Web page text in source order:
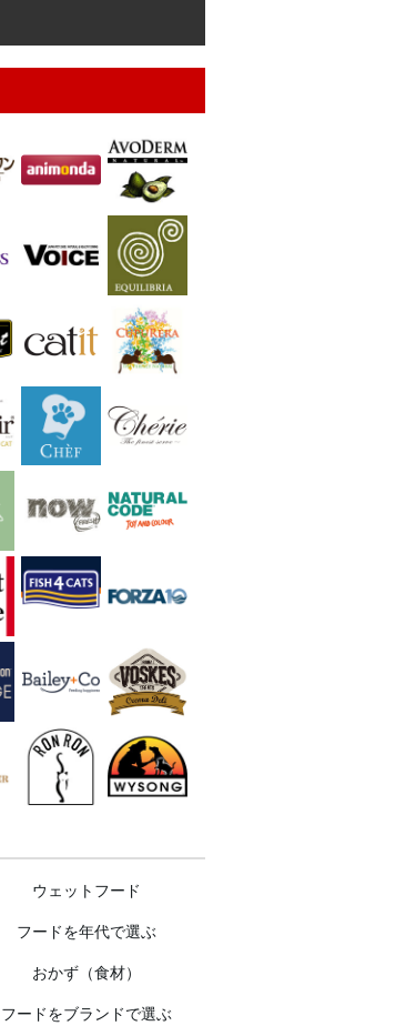
ウェットフード
フードを年代で選ぶ
おかず（食材）
フードをブランドで選ぶ